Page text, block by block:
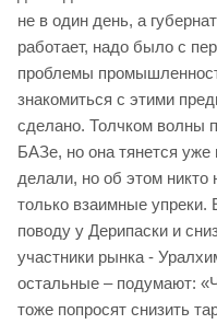
не в один день, а
работает, надо было с
проблемы
знакомиться с этими
сделано. Толчком волны
БАЗе, но она тянется уже
делали, но об этом
только взаимные упреки.
поводу у Дерипаски и
участники рынка -
остальные – подумают:
тоже попросят снизить